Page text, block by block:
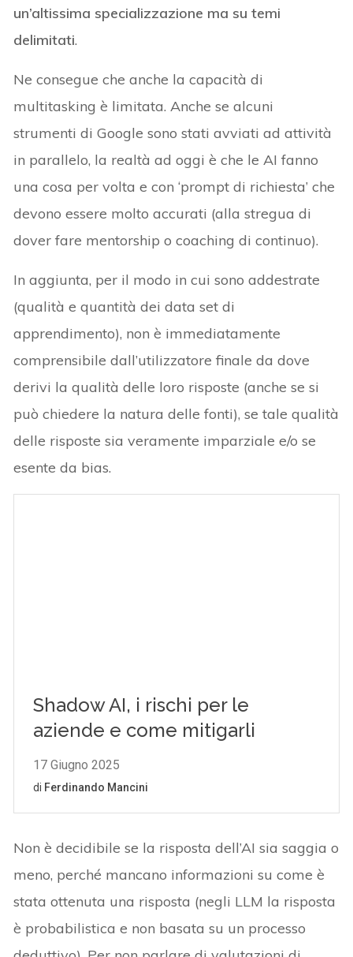
un’altissima specializzazione ma su temi
delimitati.
Ne consegue che anche la capacità di
multitasking è limitata. Anche se alcuni
strumenti di Google sono stati avviati ad attività
in parallelo, la realtà ad oggi è che le AI fanno
una cosa per volta e con ‘prompt di richiesta’ che
devono essere molto accurati (alla stregua di
dover fare mentorship o coaching di continuo).
In aggiunta, per il modo in cui sono addestrate
(qualità e quantità dei data set di
apprendimento), non è immediatamente
comprensibile dall’utilizzatore finale da dove
derivi la qualità delle loro risposte (anche se si
può chiedere la natura delle fonti), se tale qualità
delle risposte sia veramente imparziale e/o se
esente da bias.
Non è decidibile se la risposta dell’AI sia saggia o
meno, perché mancano informazioni su come è
stata ottenuta una risposta (negli LLM la risposta
è probabilistica e non basata su un processo